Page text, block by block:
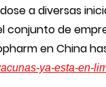
a diversas
conjunto de
en China
ya-esta-en-